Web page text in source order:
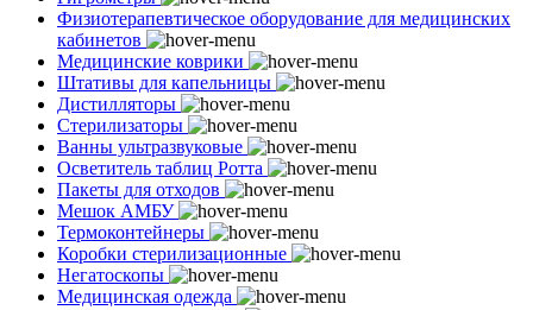
Физиотерапевтическое оборудование для медицинских
кабинетов
Медицинские коврики
Штативы для капельницы
Дистилляторы
Стерилизаторы
Ванны ультразвуковые
Осветитель таблиц Ротта
Пакеты для отходов
Мешок АМБУ
Термоконтейнеры
Коробки стерилизационные
Негатоскопы
Медицинская одежда